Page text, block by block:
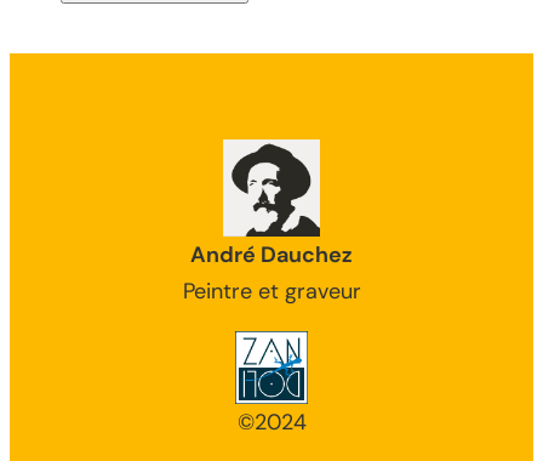
André Dauchez
Peintre et graveur
©2024